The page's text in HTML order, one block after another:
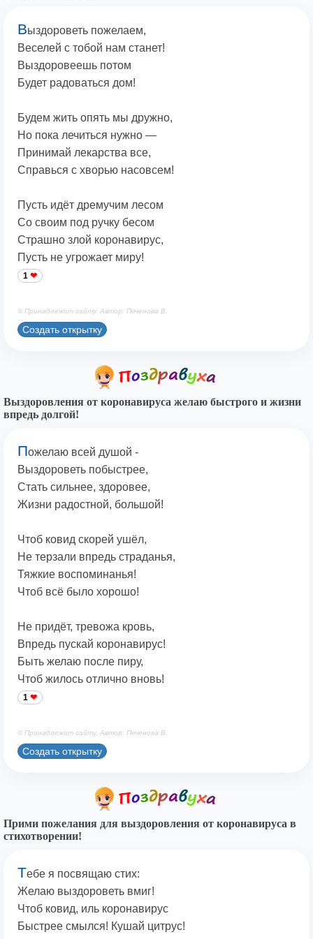
Выздороветь пожелаем,
Веселей с тобой нам станет!
Выздоровеешь потом
Будет радоваться дом!
Будем жить опять мы дружно,
Но пока лечиться нужно —
Принимай лекарства все,
Справься с хворью насовсем!
Пусть идёт дремучим лесом
Со своим под ручку бесом
Страшно злой коронавирус,
Пусть не угрожает миру!
1
© Принадлежит сайту. Автор: Печенова В.
Создать открытку
Выздоровления от коронавируса желаю быстрого и жизни
впредь долгой!
Пожелаю всей душой -
Выздороветь побыстрее,
Стать сильнее, здоровее,
Жизни радостной, большой!
Чтоб ковид скорей ушёл,
Не терзали впредь страданья,
Тяжкие воспоминанья!
Чтоб всё было хорошо!
Не придёт, тревожа кровь,
Впредь пускай коронавирус!
Быть желаю после пиру,
Чтоб жилось отлично вновь!
1
© Принадлежит сайту. Автор: Печенова В.
Создать открытку
Прими пожелания для выздоровления от коронавируса в
стихотворении!
Тебе я посвящаю стих:
Желаю выздороветь вмиг!
Чтоб ковид, иль коронавирус
Быстрее смылся! Кушай цитрус!